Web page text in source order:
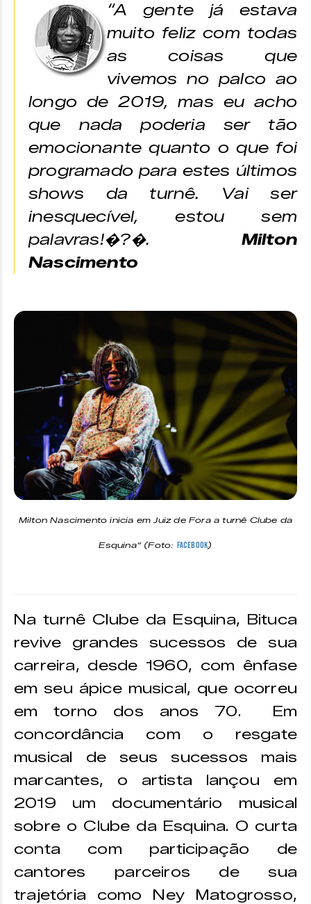
“A gente já estava
muito feliz com todas
as coisas que
vivemos no palco ao
longo de 2019, mas eu acho
que nada poderia ser tão
emocionante quanto o que foi
programado para estes últimos
shows da turnê. Vai ser
inesquecível, estou sem
palavras!�?�. Milton
Nascimento
Milton Nascimento inicia em Juiz de Fora a turnê Clube da
Esquina” (Foto: Facebook)
Na turnê Clube da Esquina, Bituca
revive grandes sucessos de sua
carreira, desde 1960, com ênfase
em seu ápice musical, que ocorreu
em torno dos anos 70. Em
concordância com o resgate
musical de seus sucessos mais
marcantes, o artista lançou em
2019 um documentário musical
sobre o Clube da Esquina. O curta
conta com participação de
cantores parceiros de sua
trajetória como Ney Matogrosso,